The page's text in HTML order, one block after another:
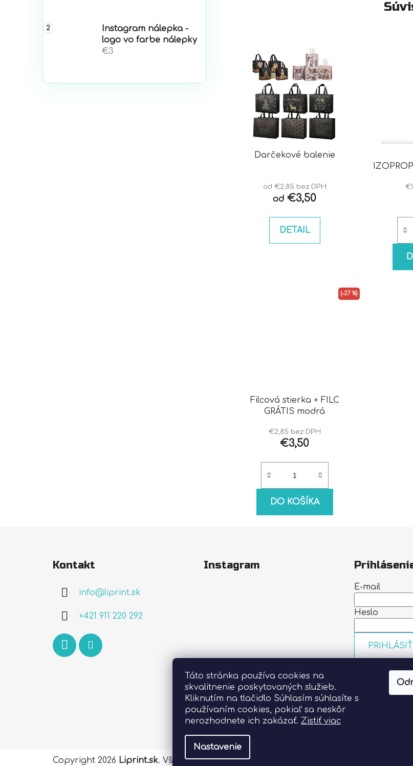
Táto stránka používa cookies na
skvalitnenie poskytovaných služieb.
Kliknutím na tlačidlo Súhlasím súhlasíte s
používaním cookies, pokiaľ sa neskôr
nerozhodnete ich zakázať. Zistiť viac
Nastavenie
Instagram nálepka -
logo vo farbe nálepky
€3
Darčekové balenie
od €2,85 bez DPH
od €3,50
DETAIL
Filcová stierka + FILC
GRÁTIS modrá
€2,85 bez DPH
€3,50
(–27 %)
DO KOŠÍKA
Kontakt
info@liprint.sk
+421 911 220 292
Instagram
Sledovať na Instagrame
E-mail
Heslo
Copyright 2026 Liprint.sk. Všetky práva vyhradené.